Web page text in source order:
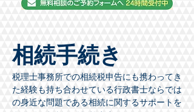
​相続手続き
税理士事務所での相続税申告にも携わってき
た経験も持ち合わせている行政書士ならでは
の身近な問題である相続に関するサポートを